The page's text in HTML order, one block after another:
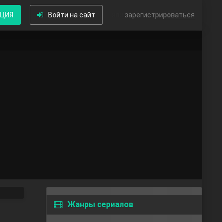
Войти на сайт зарегистрироваться
Жанры сериалов